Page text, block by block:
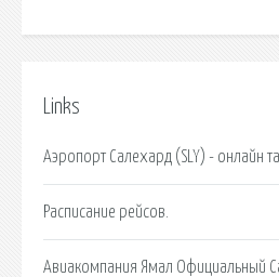
Links
Аэропорт Салехард (SLY) - онлайн
Расписание рейсов.
Авиакомпания Ямал Официальный